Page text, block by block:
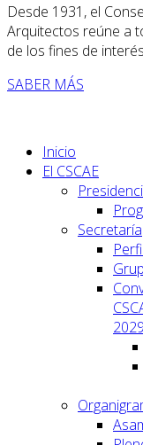
Desde 1931, el
Arquitectos reúne a
de los fines de
SABER MÁS
Inicio
El CSCAE
Secretaría
2029